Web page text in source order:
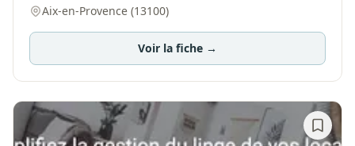
Aix-en-Provence (13100)
Voir la fiche →